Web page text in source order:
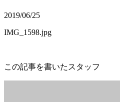
2019/06/25
IMG_1598.jpg
この記事を書いたスタッフ